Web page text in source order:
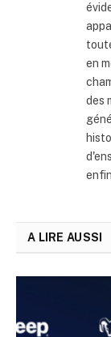
en
des
A LIRE AUSSI